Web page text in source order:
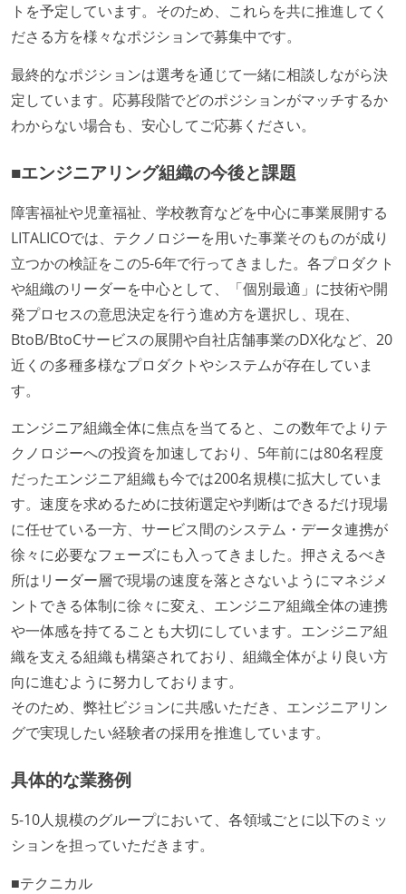
トを予定しています。そのため、これらを共に推進してく
ださる方を様々なポジションで募集中です。
最終的なポジションは選考を通じて一緒に相談しながら決
定しています。応募段階でどのポジションがマッチするか
わからない場合も、安心してご応募ください。
■エンジニアリング組織の今後と課題
障害福祉や児童福祉、学校教育などを中心に事業展開する
LITALICOでは、テクノロジーを用いた事業そのものが成り
立つかの検証をこの5-6年で行ってきました。各プロダクト
や組織のリーダーを中心として、「個別最適」に技術や開
発プロセスの意思決定を行う進め方を選択し、現在、
BtoB/BtoCサービスの展開や自社店舗事業のDX化など、20
近くの多種多様なプロダクトやシステムが存在していま
す。
エンジニア組織全体に焦点を当てると、この数年でよりテ
クノロジーへの投資を加速しており、5年前には80名程度
だったエンジニア組織も今では200名規模に拡大していま
す。速度を求めるために技術選定や判断はできるだけ現場
に任せている一方、サービス間のシステム・データ連携が
徐々に必要なフェーズにも入ってきました。押さえるべき
所はリーダー層で現場の速度を落とさないようにマネジメ
ントできる体制に徐々に変え、エンジニア組織全体の連携
や一体感を持てることも大切にしています。エンジニア組
織を支える組織も構築されており、組織全体がより良い方
向に進むように努力しております。
そのため、弊社ビジョンに共感いただき、エンジニアリン
グで実現したい経験者の採用を推進しています。
具体的な業務例
5-10人規模のグループにおいて、各領域ごとに以下のミッ
ションを担っていただきます。
■テクニカル